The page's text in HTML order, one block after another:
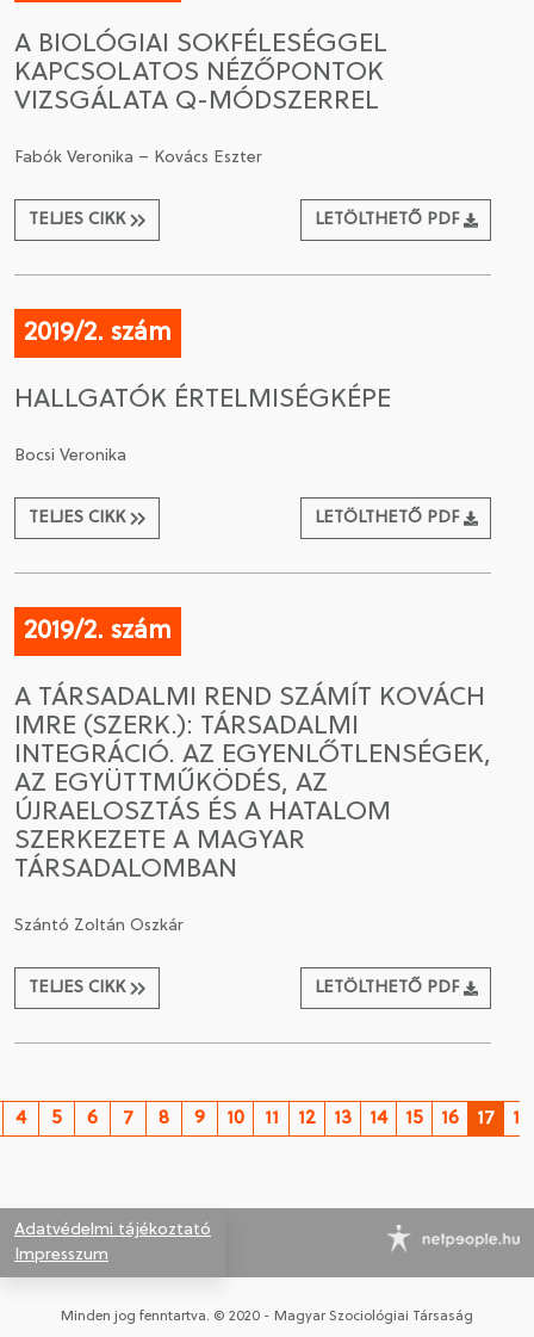
A BIOLÓGIAI SOKFÉLESÉGGEL
KAPCSOLATOS NÉZŐPONTOK
VIZSGÁLATA Q-MÓDSZERREL
Fabók Veronika – Kovács Eszter
TELJES CIKK LETÖLTHETŐ PDF
2019/2. szám
HALLGATÓK ÉRTELMISÉGKÉPE
Bocsi Veronika
TELJES CIKK LETÖLTHETŐ PDF
2019/2. szám
A TÁRSADALMI REND SZÁMÍT KOVÁCH
IMRE (SZERK.): TÁRSADALMI
INTEGRÁCIÓ. AZ EGYENLŐTLENSÉGEK,
AZ EGYÜTTMŰKÖDÉS, AZ
ÚJRAELOSZTÁS ÉS A HATALOM
SZERKEZETE A MAGYAR
TÁRSADALOMBAN
Szántó Zoltán Oszkár
TELJES CIKK LETÖLTHETŐ PDF
4 5 6 7 8 9 10 11 12 13 14 15 16 17 18
Adatvédelmi tájékoztató
Impresszum
Minden jog fenntartva. © 2020 - Magyar Szociológiai Társaság